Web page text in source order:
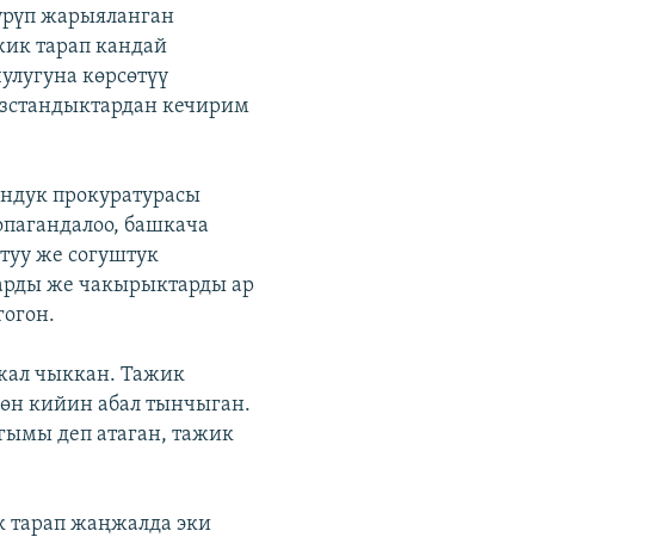
жарыяланган
тарап кандай
көрсөтүү
кечирим
прокуратурасы
башкача
же согуштук
же чакырыктарды ар
чыккан. Тажик
кийин абал тынчыган.
деп атаган, тажик
тарап жаңжалда эки